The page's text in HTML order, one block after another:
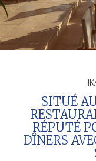
SITUÉ
RÉPUTÉ
DÎNERS